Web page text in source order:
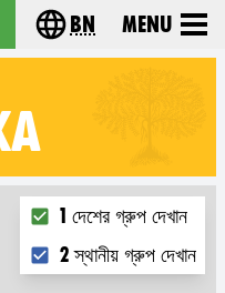
Choose your
bn Menu
Choose what you
1 দেশের গ্রুপ দেখান
2 স্থানীয় গ্রুপ দেখান